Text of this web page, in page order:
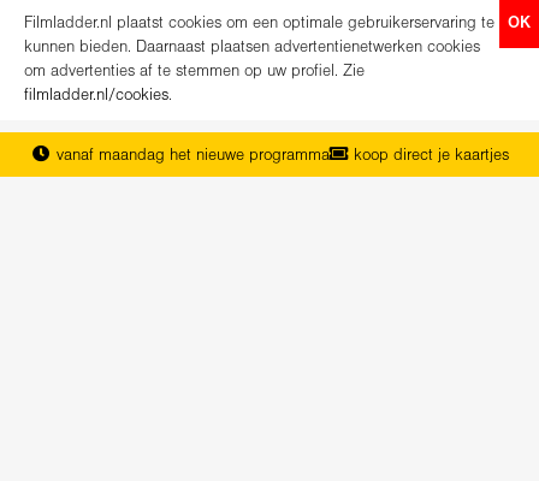
OK
Filmladder.nl plaatst cookies om een optimale gebruikerservaring te
kunnen bieden. Daarnaast plaatsen advertentienetwerken cookies
om advertenties af te stemmen op uw profiel. Zie
filmladder.nl/cookies.
vanaf maandag het nieuwe programma
koop direct je kaartjes
het complete overzicht van Nederland